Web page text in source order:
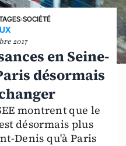
›SOCIÉTÉ
2017
en Seine-
désormais
montrent que le
désormais plus
Denis qu'à Paris